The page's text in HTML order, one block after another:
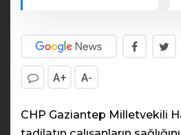
A+ A-
CHP Gaziantep Milletvekili